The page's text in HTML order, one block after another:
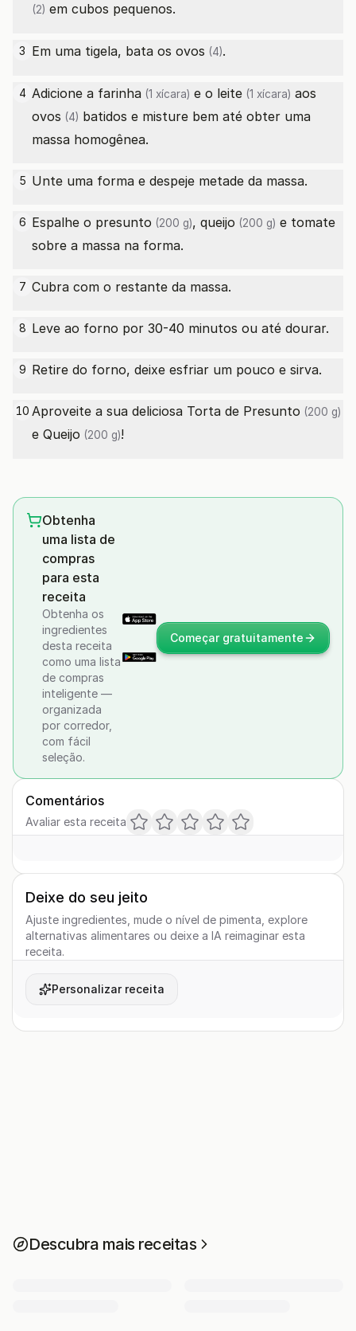
(2) em cubos pequenos.
3 Em uma tigela, bata os ovos (4).
4 Adicione a farinha (1 xícara) e o leite (1 xícara) aos
ovos (4) batidos e misture bem até obter uma
massa homogênea.
5 Unte uma forma e despeje metade da massa.
6 Espalhe o presunto (200 g), queijo (200 g) e tomate
sobre a massa na forma.
7 Cubra com o restante da massa.
8 Leve ao forno por 30-40 minutos ou até dourar.
9 Retire do forno, deixe esfriar um pouco e sirva.
10 Aproveite a sua deliciosa Torta de Presunto (200 g)
e Queijo (200 g)!
Obtenha
uma lista de
compras
para esta
receita
Obtenha os
ingredientes
desta receita
como uma lista
de compras
inteligente —
organizada
por corredor,
com fácil
seleção.
Começar gratuitamente
Comentários
Avaliar esta receita
Deixe do seu jeito
Ajuste ingredientes, mude o nível de pimenta, explore
alternativas alimentares ou deixe a IA reimaginar esta
receita.
Personalizar receita
Descubra mais receitas